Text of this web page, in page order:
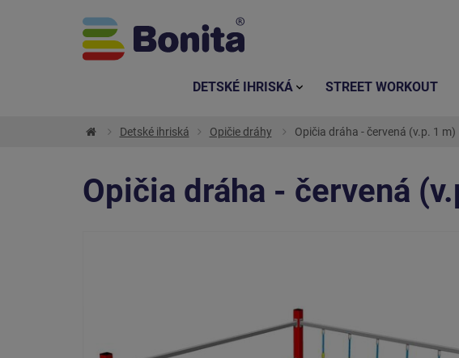
Detské ihriská Opičie dráhy Opičia dráha - červená (v.p. 1 m)
Opičia dráha - červená
DETSKÉ IHRISKÁ STREET WORKOUT